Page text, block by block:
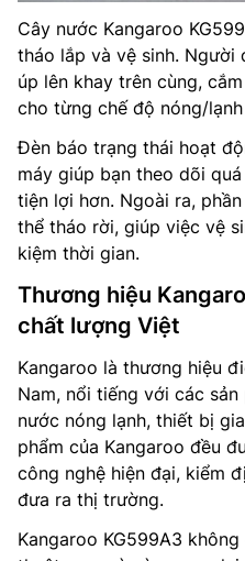
Cây nước Kangaroo
tháo lắp và vệ sinh. Người
úp lên khay trên cùng,
cho từng chế độ nóng/
Đèn báo trạng thái hoạt
máy giúp bạn theo dõi
tiện lợi hơn. Ngoài ra,
thể tháo rời, giúp việc vệ
kiệm thời gian.
Thương hiệu
chất lượng Việt
Kangaroo là thương hiệu
Nam, nổi tiếng với các sản
nước nóng lạnh, thiết bị
phẩm của Kangaroo đều
công nghệ hiện đại, kiểm
đưa ra thị trường.
Kangaroo KG599A3